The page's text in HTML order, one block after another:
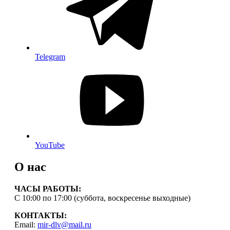
Telegram
YouTube
О нас
ЧАСЫ РАБОТЫ:
С 10:00 по 17:00 (суббота, воскресенье выходные)
КОНТАКТЫ:
Email: mir-dlv@mail.ru